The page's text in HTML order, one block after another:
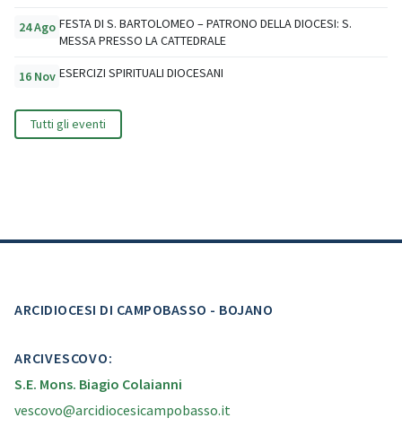
24 Ago FESTA DI S. BARTOLOMEO – PATRONO DELLA DIOCESI: S.
MESSA PRESSO LA CATTEDRALE
16 Nov ESERCIZI SPIRITUALI DIOCESANI
Tutti gli eventi
ARCIDIOCESI DI CAMPOBASSO - BOJANO
ARCIVESCOVO:
S.E. Mons. Biagio Colaianni
vescovo@arcidiocesicampobasso.it